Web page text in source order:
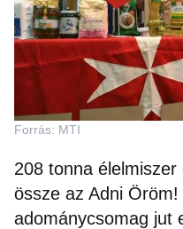
Forrás: MTI
208 tonna
össze az Adni
adománycsomag jut